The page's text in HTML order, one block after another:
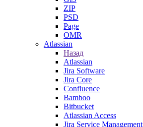
ZIP
PSD
Page
OMR
Atlassian
Назад
Atlassian
Jira Software
Jira Core
Confluence
Bamboo
Bitbucket
Atlassian Access
Jira Service Management